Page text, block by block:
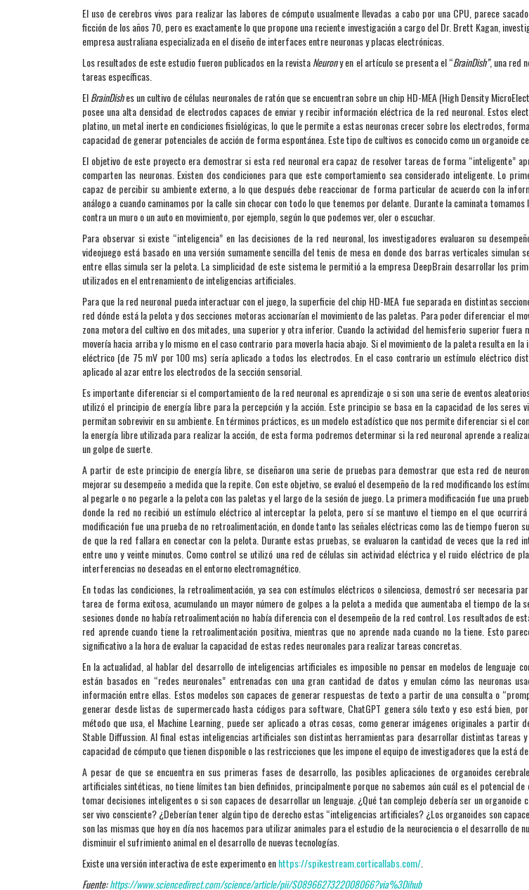
El uso de cerebros vivos para realizar las labores de cómputo usualmente llevadas a cabo por una CPU, parece
ficción de los años 70, pero es exactamente lo que propone una reciente investigación a cargo del Dr. Brett Kagan,
empresa australiana especializada en el diseño de interfaces entre neuronas y placas electrónicas.
Los resultados de este estudio fueron publicados en la revistaNeurony en el artículo se presenta el “BrainDish”, una red
tareas específicas.
ElBrainDishes un cultivo de células neuronales de ratón que se encuentran sobre un chip HD-MEA (High Density
posee una alta densidad de electrodos capaces de enviar y recibir información eléctrica de la red neuronal. Estos
platino, un metal inerte en condiciones fisiológicas, lo que le permite a estas neuronas crecer sobre los electrodos,
capacidad de generar potenciales de acción de forma espontánea. Este tipo de cultivos es conocido como un organoide
El objetivo de este proyecto era demostrar si esta red neuronal era capaz de resolver tareas de forma “inteligente”
comparten las neuronas. Existen dos condiciones para que este comportamiento sea considerado inteligente. Lo
capaz de percibir su ambiente externo, a lo que después debe reaccionar de forma particular de acuerdo con la
análogo a cuando caminamos por la calle sin chocar con todo lo que tenemos por delante. Durante la caminata
contra un muro o un auto en movimiento, por ejemplo, según lo que podemos ver, oler o escuchar.
Para observar si existe “inteligencia” en las decisiones de la red neuronal, los investigadores evaluaron su
videojuego está basado en una versión sumamente sencilla del tenis de mesa en donde dos barras verticales simulan
entre ellas simula ser la pelota. La simplicidad de este sistema le permitió a la empresa DeepBrain desarrollar los
utilizados en el entrenamiento de inteligencias artificiales.
Para que la red neuronal pueda interactuar con el juego, la superficie del chip HD-MEA fue separada en distintas
red dónde está la pelota y dos secciones motoras accionarían el movimiento de las paletas. Para poder diferenciar el
zona motora del cultivo en dos mitades, una superior y otra inferior. Cuando la actividad del hemisferio superior fuera
movería hacia arriba y lo mismo en el caso contrario para moverla hacia abajo. Si el movimiento de la paleta resulta en
eléctrico (de 75 mV por 100 ms) sería aplicado a todos los electrodos. En el caso contrario un estímulo eléctrico
aplicado al azar entre los electrodos de la sección sensorial.
Es importante diferenciar si el comportamiento de la red neuronal es aprendizaje o si son una serie de eventos
utilizó el principio de energía libre para la percepción y la acción. Este principio se basa en la capacidad de los seres
permitan sobrevivir en su ambiente. En términos prácticos, es un modelo estadístico que nos permite diferenciar si el
la energía libre utilizada para realizar la acción, de esta forma podremos determinar si la red neuronal aprende a
un golpe de suerte.
A partir de este principio de energía libre, se diseñaron una serie de pruebas para demostrar que esta red de
mejorar su desempeño a medida que la repite. Con este objetivo, se evaluó el desempeño de la red modificando los
al pegarle o no pegarle a la pelota con las paletas y el largo de la sesión de juego. La primera modificación fue una
donde la red no recibió un estímulo eléctrico al interceptar la pelota, pero sí se mantuvo el tiempo en el que
modificación fue una prueba de no retroalimentación, en donde tanto las señales eléctricas como las de tiempo fueron
de que la red fallara en conectar con la pelota. Durante estas pruebas, se evaluaron la cantidad de veces que la red
entre uno y veinte minutos. Como control se utilizó una red de células sin actividad eléctrica y el ruido eléctrico de
interferencias no deseadas en el entorno electromagnético.
En todas las condiciones, la retroalimentación, ya sea con estímulos eléctricos o silenciosa, demostró ser necesaria
tarea de forma exitosa, acumulando un mayor número de golpes a la pelota a medida que aumentaba el tiempo de la
sesiones donde no había retroalimentación no había diferencia con el desempeño de la red control. Los resultados de
red aprende cuando tiene la retroalimentación positiva, mientras que no aprende nada cuando no la tiene. Esto
significativo a la hora de evaluar la capacidad de estas redes neuronales para realizar tareas concretas.
En la actualidad, al hablar del desarrollo de inteligencias artificiales es imposible no pensar en modelos de lenguaje
están basados en “redes neuronales” entrenadas con una gran cantidad de datos y emulan cómo las neuronas
información entre ellas. Estos modelos son capaces de generar respuestas de texto a partir de una consulta o
generar desde listas de supermercado hasta códigos para software, ChatGPT genera sólo texto y eso está bien,
método que usa, el Machine Learning, puede ser aplicado a otras cosas, como generar imágenes originales a partir
Stable Diffussion. Al final estas inteligencias artificiales son distintas herramientas para desarrollar distintas tareas
capacidad de cómputo que tienen disponible o las restricciones que les impone el equipo de investigadores que la está
A pesar de que se encuentra en sus primeras fases de desarrollo, las posibles aplicaciones de organoides
artificiales sintéticas, no tiene límites tan bien definidos, principalmente porque no sabemos aún cuál es el potencial de
tomar decisiones inteligentes o si son capaces de desarrollar un lenguaje. ¿Qué tan complejo debería ser un organoide
ser vivo consciente? ¿Deberían tener algún tipo de derecho estas “inteligencias artificiales? ¿Los organoides son
son las mismas que hoy en día nos hacemos para utilizar animales para el estudio de la neurociencia o el desarrollo de
disminuir el sufrimiento animal en el desarrollo de nuevas tecnologías.
Existe una versión interactiva de este experimento enhttps://spikestream.corticallabs.com/
Fuente:https://www.sciencedirect.com/science/article/pii/S0896627322008066?via%3Dihub